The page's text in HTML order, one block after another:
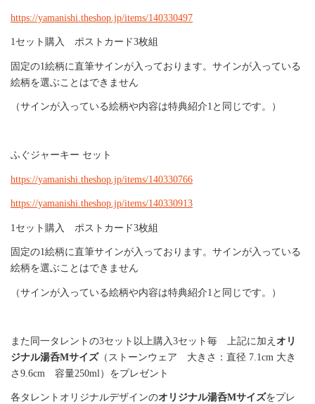
https://yamanishi.theshop.jp/items/140330497
1セット購入 ポストカード3枚組
固定の1絵柄に直筆サインが入っております。サインが入っている
絵柄を選ぶことはできません
（サインが入っている絵柄や内容は特典紹介1と同じです。）
ふぐジャーキー セット
https://yamanishi.theshop.jp/items/140330766
https://yamanishi.theshop.jp/items/140330913
1セット購入 ポストカード3枚組
固定の1絵柄に直筆サインが入っております。サインが入っている
絵柄を選ぶことはできません
（サインが入っている絵柄や内容は特典紹介1と同じです。）
また同一タレントの3セット以上購入3セット毎 上記に加え オリ
ジナル湯呑Mサイズ（ストーンウェア 大きさ：直径 7.1cm 大き
さ9.6cm 容量250ml）をプレゼント
各タレントオリジナルデザインのオリジナル湯呑Mサイズをプレ